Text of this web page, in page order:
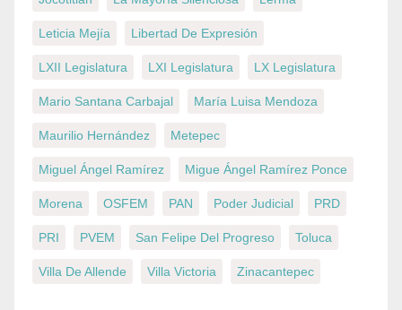
Leticia Mejía Libertad De Expresión
LXII Legislatura LXI Legislatura LX Legislatura
Mario Santana Carbajal María Luisa Mendoza
Maurilio Hernández Metepec
Miguel Ángel Ramírez Migue Ángel Ramírez Ponce
Morena OSFEM PAN Poder Judicial PRD
PRI PVEM San Felipe Del Progreso Toluca
Villa De Allende Villa Victoria Zinacantepec